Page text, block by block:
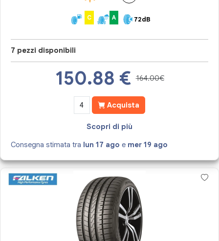
C A 72dB
7 pezzi disponibili
150.88 € 164.00€
Acquista
Scopri di più
Consegna stimata tra lun 17 ago e mer 19 ago